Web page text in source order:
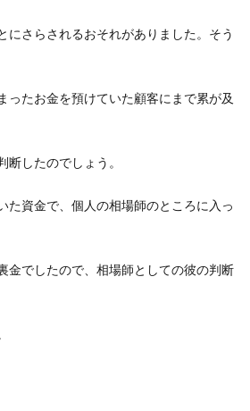
さらされるおそれがありました。そう
たお金を預けていた顧客にまで累が及
したのでしょう。
資金で、個人の相場師のところに入っ
金でしたので、相場師としての彼の判断